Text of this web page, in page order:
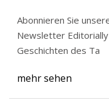
Abonnieren Sie
Newsletter
Geschichten des Ta
mehr sehen